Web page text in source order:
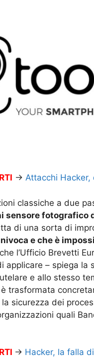
→ Attacchi Hacker,
classiche a due
sensore fotografico
di una sorta di
e che è
l’Ufficio Brevetti
applicare – spiega
e allo stesso
trasformata
sicurezza dei
quali
→ Hacker, la falla